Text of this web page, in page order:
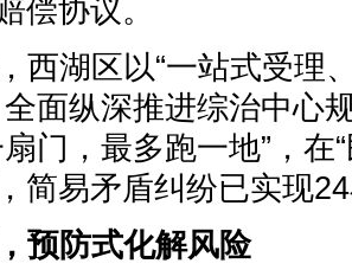
偿协议。
西湖区以“一站式受理
全面纵深推进综治中心
门，最多跑一地”，在
简易矛盾纠纷已实现
预防式化解风险